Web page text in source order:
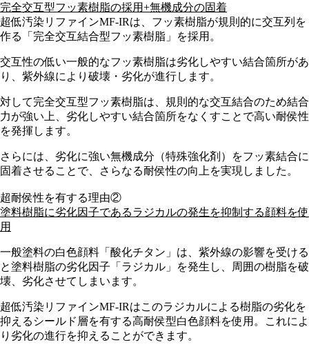
完全交互型フッ素樹脂の採用+無機成分の固着
超低汚染リファインMF-IRは、フッ素樹脂が規則的に交互列を
作る「完全交互結合型フッ素樹脂」を採用。
交互性の低い一般的なフッ素樹脂は劣化しやすい結合箇所があ
り、紫外線により破壊・劣化が進行します。
対して完全交互型フッ素樹脂は、規則的な交互結合のため結合
力が強い上、劣化しやすい結合箇所をなくすことで高い耐侯性
を発揮します。
さらには、劣化に強い無機成分（特殊強化剤）をフッ素結合に
固着させることで、さらなる耐侯性の向上を実現しました。
超耐侯性を有する理由②
塗料樹脂に劣化因子であるラジカルの発生を抑制する顔料を使
用
一般塗料の白色顔料「酸化チタン」は、紫外線の影響を受ける
と塗料樹脂の劣化因子「ラジカル」を発生し、周囲の樹脂を破
壊、劣化させてしまいます。
超低汚染リファインMF-IRはこのラジカルによる樹脂の劣化を
抑えるシールド層を有する高耐侯型白色顔料を使用。これによ
り劣化の進行を抑えることができます。